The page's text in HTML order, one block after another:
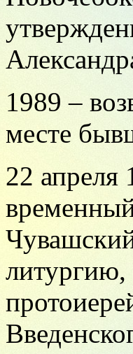
1989 –
месте
22 апреля